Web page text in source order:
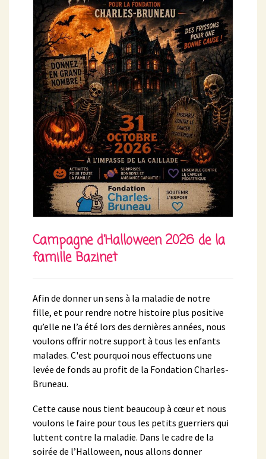
Campagne d'Halloween 2026 de la
famille Bazinet
Afin de donner un sens à la maladie de notre
fille, et pour rendre notre histoire plus positive
qu’elle ne l’a été lors des dernières années, nous
voulons offrir notre support à tous les enfants
malades. C'est pourquoi nous effectuons une
levée de fonds au profit de la Fondation Charles-
Bruneau.
Cette cause nous tient beaucoup à cœur et nous
voulons le faire pour tous les petits guerriers qui
luttent contre la maladie. Dans le cadre de la
soirée de l’Halloween, nous allons donner